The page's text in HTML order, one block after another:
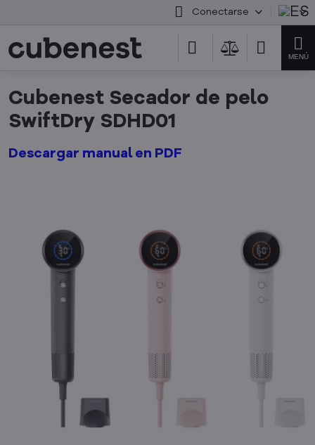
Conectarse
Cubenest Secador de pelo
SwiftDry SDHD01
Descargar manual en PDF